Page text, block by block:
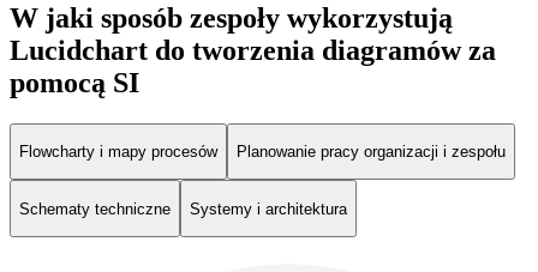
W jaki sposób zespoły wykorzystują
Lucidchart do tworzenia diagramów za
pomocą SI
Flowcharty i mapy procesów Planowanie pracy organizacji i zespołu
Schematy techniczne Systemy i architektura